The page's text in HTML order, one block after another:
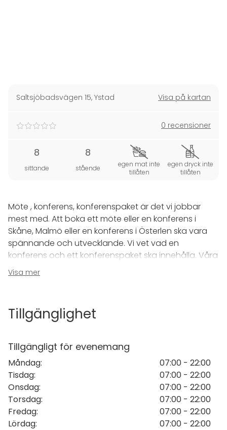
Saltsjöbadsvägen 15, Ystad Visa på kartan
0 recensioner
8
sittande
8
stående
egen mat inte
tillåten
egen dryck inte
tillåten
Möte , konferens, konferenspaket är det vi jobbar
mest med. Att boka ett möte eller en konferens i
Skåne, Malmö eller en konferens i Österlen ska vara
spännande och utvecklande. Vi vet vad en
konferens och ett konferenspaket ska innehålla. Våra
konferenslokaler är välplacerade och moderna nära
havet.
strandpromenader, vågskvalp och en snutt Österlen
Boka din konferens redan idag för att garantera din
plats hos oss när du önskar ha ditt konferenspaket.
Senast trenden vi märker är konferenshelg med
kombinerat spa – prova även du.
Visa mer
Tillgänglighet
Tillgängligt för evenemang
Måndag:
07:00 - 22:00
Tisdag:
07:00 - 22:00
Onsdag:
07:00 - 22:00
Torsdag:
07:00 - 22:00
Fredag:
07:00 - 22:00
Lördag:
07:00 - 22:00